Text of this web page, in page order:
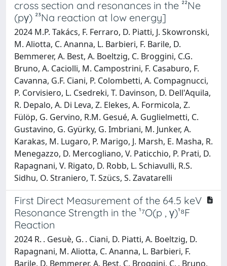
cross section and resonances in the ²²Ne
(pγ) ²³Na reaction at low energy]
2024 M.P. Takács, F. Ferraro, D. Piatti, J. Skowronski,
M. Aliotta, C. Ananna, L. Barbieri, F. Barile, D.
Bemmerer, A. Best, A. Boeltzig, C. Broggini, C.G.
Bruno, A. Caciolli, M. Campostrini, F. Casaburo, F.
Cavanna, G.F. Ciani, P. Colombetti, A. Compagnucci,
P. Corvisiero, L. Csedreki, T. Davinson, D. Dell'Aquila,
R. Depalo, A. Di Leva, Z. Elekes, A. Formicola, Z.
Fülöp, G. Gervino, R.M. Gesué, A. Guglielmetti, C.
Gustavino, G. Gyürky, G. Imbriani, M. Junker, A.
Karakas, M. Lugaro, P. Marigo, J. Marsh, E. Masha, R.
Menegazzo, D. Mercogliano, V. Paticchio, P. Prati, D.
Rapagnani, V. Rigato, D. Robb, L. Schiavulli, R.S.
Sidhu, O. Straniero, T. Szücs, S. Zavatarelli
First Direct Measurement of the 64.5 keV
Resonance Strength in the ¹⁷O(p , γ)¹⁸F
Reaction
2024 R. . Gesuè, G. . Ciani, D. Piatti, A. Boeltzig, D.
Rapagnani, M. Aliotta, C. Ananna, L. Barbieri, F.
Barile, D. Bemmerer, A. Best, C. Broggini, C. . Bruno,